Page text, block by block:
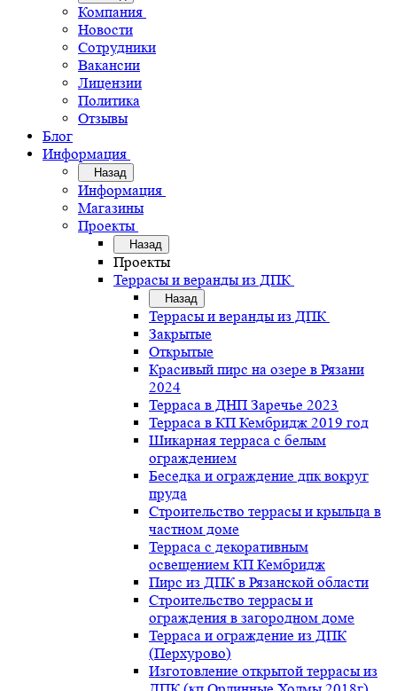
Компания
Новости
Сотрудники
Вакансии
Лицензии
Политика
Отзывы
Блог
Информация
Назад
Информация
Магазины
Проекты
Назад
Проекты
Террасы и веранды из ДПК
Назад
Террасы и веранды из ДПК
Закрытые
Открытые
Красивый пирс на озере в Рязани
2024
Терраса в ДНП Заречье 2023
Терраса в КП Кембридж 2019 год
Шикарная терраса с белым
ограждением
Беседка и ограждение дпк вокруг
пруда
Строительство террасы и крыльца в
частном доме
Терраса с декоративным
освещением КП Кембридж
Пирс из ДПК в Рязанской области
Строительство террасы и
ограждения в загородном доме
Терраса и ограждение из ДПК
(Перхурово)
Изготовление открытой террасы из